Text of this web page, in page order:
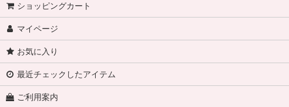
ショッピングカート
マイページ
お気に入り
最近チェックしたアイテム
ご利用案内